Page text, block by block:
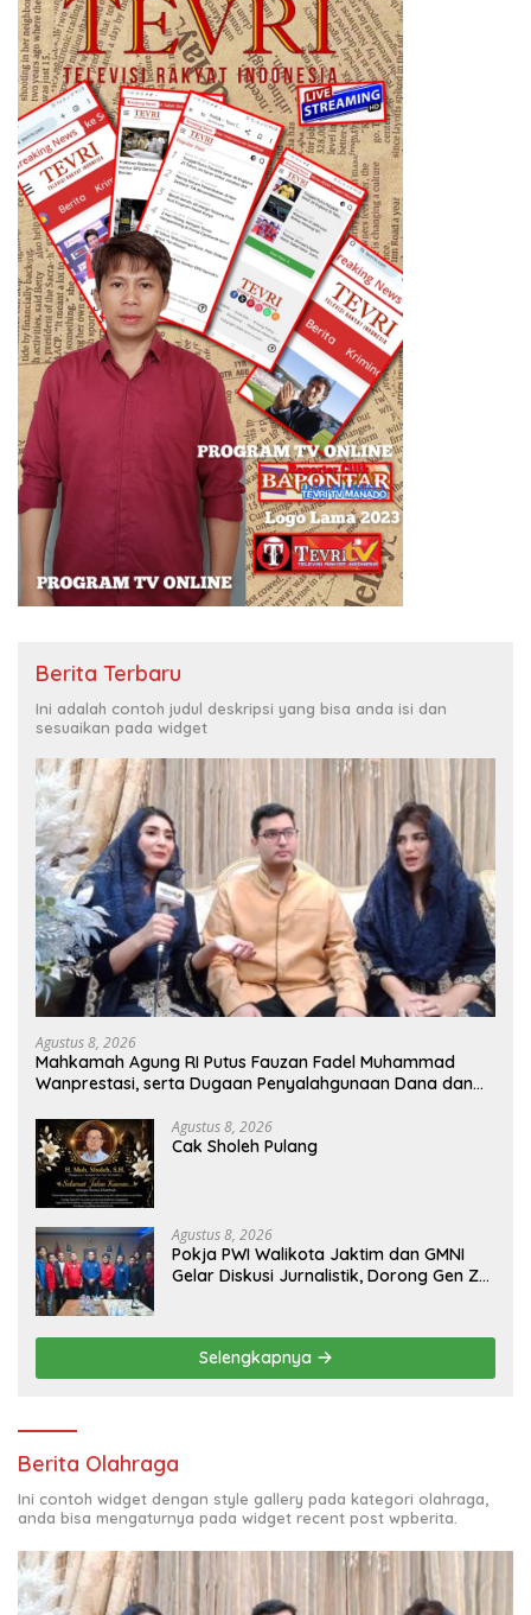
Berita Terbaru
Ini adalah contoh judul deskripsi yang bisa anda isi dan
sesuaikan pada widget
Agustus 8, 2026
Mahkamah Agung RI Putus Fauzan Fadel Muhammad
Wanprestasi, serta Dugaan Penyalahgunaan Dana dan
Agustus 8, 2026
Cak Sholeh Pulang
Agustus 8, 2026
Pokja PWI Walikota Jaktim dan GMNI
Gelar Diskusi Jurnalistik, Dorong Gen Z
Selengkapnya
Berita Olahraga
Ini contoh widget dengan style gallery pada kategori olahraga,
anda bisa mengaturnya pada widget recent post wpberita.